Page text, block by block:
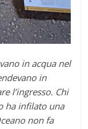
in acqua nel
in
l’ingresso. Chi
ha infilato una
non fa